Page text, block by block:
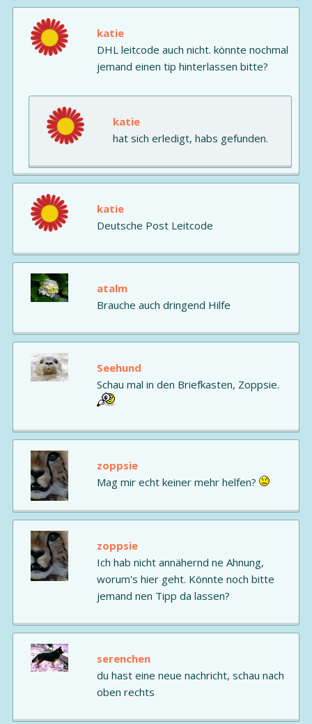
katie
DHL leitcode auch nicht. könnte nochmal
jemand einen tip hinterlassen bitte?
katie
hat sich erledigt, habs gefunden.
katie
Deutsche Post Leitcode
atalm
Brauche auch dringend Hilfe
Seehund
Schau mal in den Briefkasten, Zoppsie.
zoppsie
Mag mir echt keiner mehr helfen?
zoppsie
Ich hab nicht annähernd ne Ahnung,
worum's hier geht. Könnte noch bitte
jemand nen Tipp da lassen?
serenchen
du hast eine neue nachricht, schau nach
oben rechts